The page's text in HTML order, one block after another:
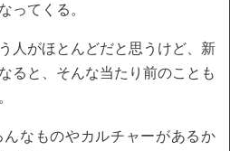
ってくる。
人がほとんどだと思うけど、新
ると、そんな当たり前のことも
なものやカルチャーがあるか